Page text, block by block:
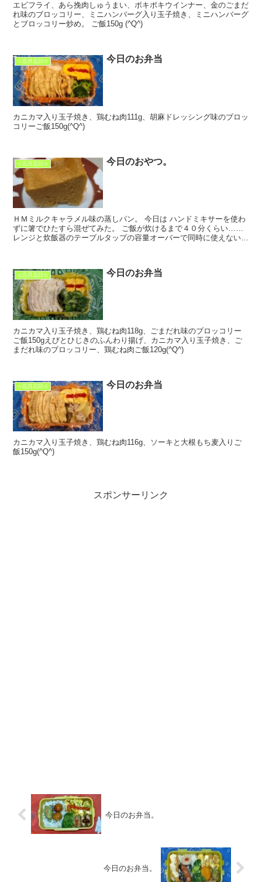
エビフライ、あら挽肉しゅうまい、ポキポキウインナー、金のごまだ
れ味のブロッコリー、ミニハンバーグ入り玉子焼き、ミニハンバーグ
とブロッコリー炒め。 ご飯150g (^Q^)
☆忘月忘日☆ 今日のお弁当
カニカマ入り玉子焼き、鶏むね肉111g、胡麻ドレッシング味のブロッ
コリーご飯150g(^Q^)
☆忘月忘日☆ 今日のおやつ。
ＨＭミルクキャラメル味の蒸しパン。 今日は ハンドミキサーを使わ
ずに箸でひたすら混ぜてみた。 ご飯が炊けるまで４０分くらい……
レンジと炊飯器のテーブルタップの容量オーバーで同時に使えないの
☆忘月忘日☆ 今日のお弁当
カニカマ入り玉子焼き、鶏むね肉118g、ごまだれ味のブロッコリー
ご飯150gえびとひじきのふんわり揚げ、カニカマ入り玉子焼き、ご
まだれ味のブロッコリー、鶏むね肉ご飯120g(^Q^)
☆忘月忘日☆ 今日のお弁当
カニカマ入り玉子焼き、鶏むね肉116g、ソーキと大根もち麦入りご
飯150g(^Q^)
スポンサーリンク
今日のお弁当。
今日のお弁当。